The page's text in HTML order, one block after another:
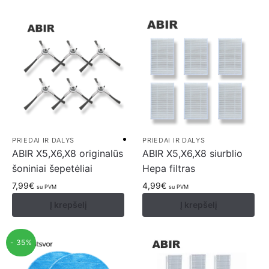
PRIEDAI IR DALYS
ABIR X5,X6,X8 originalūs
šoniniai šepetėliai
7,99€ su PVM
Į krepšelį
PRIEDAI IR DALYS
ABIR X5,X6,X8 siurblio
Hepa filtras
4,99€ su PVM
Į krepšelį
- 35%